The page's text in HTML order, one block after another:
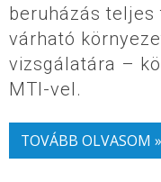
beruházás teljes
várható
vizsgálatára –
MTI-vel.
TOVÁBB OLVASOM »